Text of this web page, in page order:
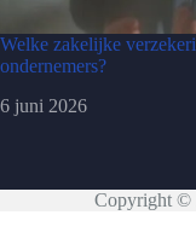
Welke zakelijke
ondernemers?
6 juni 2026
Copyright ©